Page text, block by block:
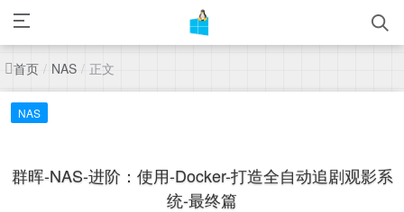
首页 / NAS / 正文
NAS
群晖-NAS-进阶：使用-Docker-打造全自动追剧观影系
统-最终篇